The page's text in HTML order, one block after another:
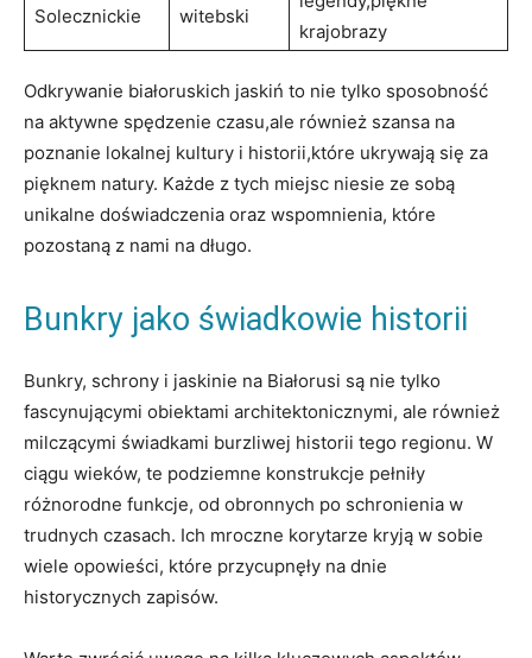
Solecznickie
witebski
krajobrazy
Odkrywanie białoruskich jaskiń to nie tylko sposobność
na ⁣aktywne spędzenie czasu,ale również ​szansa ⁢na
‌poznanie lokalnej ‍kultury i historii,które ukrywają się za
pięknem⁢ natury. Każde z tych ​miejsc niesie⁢ ze sobą
⁤unikalne doświadczenia ‍oraz wspomnienia, które
pozostaną ⁣z nami na długo.
Bunkry jako‌ świadkowie historii
Bunkry,‍ schrony i jaskinie na Białorusi ⁢są nie ‌tylko
fascynującymi ‌obiektami architektonicznymi, ale⁣ również
milczącymi świadkami burzliwej historii tego regionu. W ​
ciągu wieków, te⁢ podziemne‌ konstrukcje pełniły
różnorodne funkcje,⁣ od obronnych po schronienia ‍w
trudnych czasach. Ich mroczne​ korytarze⁢ kryją w sobie
⁤wiele opowieści, które przycupnęły ‌na⁣ dnie
historycznych ⁢zapisów.